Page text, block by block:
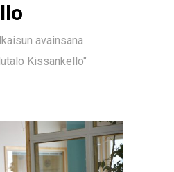
avainsana
Kissankello"